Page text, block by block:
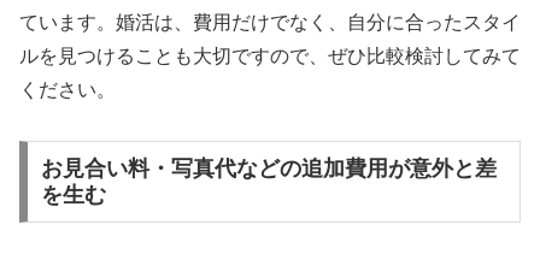
ています。婚活は、費用だけでなく、自分に合ったスタイ
ルを見つけることも大切ですので、ぜひ比較検討してみて
ください。
お見合い料・写真代などの追加費用が意外と差
を生む